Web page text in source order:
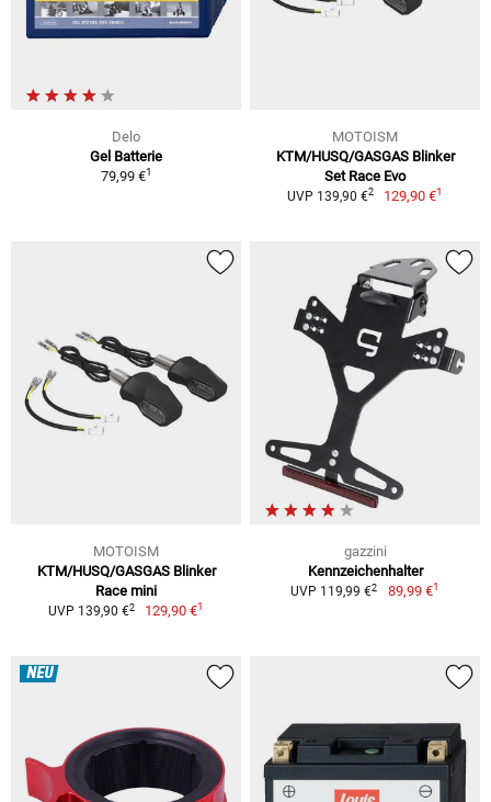
Delo
Gel Batterie
79,99 €1
MOTOISM
KTM/HUSQ/GASGAS Blinker
Set Race Evo
UVP 139,90 €2 129,90 €1
MOTOISM
KTM/HUSQ/GASGAS Blinker
Race mini
UVP 139,90 €2 129,90 €1
gazzini
Kennzeichenhalter
UVP 119,99 €2 89,99 €1
NEU